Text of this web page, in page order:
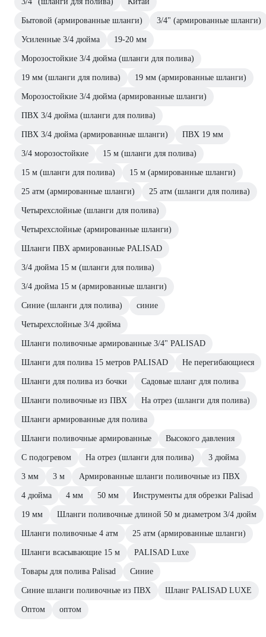
Бытовой (армированные шланги) 3/4" (армированные шланги)
Усиленные 3/4 дюйма 19-20 мм
Морозостойкие 3/4 дюйма (шланги для полива)
19 мм (шланги для полива) 19 мм (армированные шланги)
Морозостойкие 3/4 дюйма (армированные шланги)
ПВХ 3/4 дюйма (шланги для полива)
ПВХ 3/4 дюйма (армированные шланги) ПВХ 19 мм
3/4 морозостойкие 15 м (шланги для полива)
15 м (шланги для полива) 15 м (армированные шланги)
25 атм (армированные шланги) 25 атм (шланги для полива)
Четырехслойные (шланги для полива)
Четырехслойные (армированные шланги)
Шланги ПВХ армированные PALISAD
3/4 дюйма 15 м (шланги для полива)
3/4 дюйма 15 м (армированные шланги)
Синие (шланги для полива) синие
Четырехслойные 3/4 дюйма
Шланги поливочные армированные 3/4" PALISAD
Шланги для полива 15 метров PALISAD Не перегибающиеся
Шланги для полива из бочки Садовые шланг для полива
Шланги поливочные из ПВХ На отрез (шланги для полива)
Шланги армированные для полива
Шланги поливочные армированные Высокого давления
С подогревом На отрез (шланги для полива) 3 дюйма
3 мм 3 м Армированные шланги поливочные из ПВХ
4 дюйма 4 мм 50 мм Инструменты для обрезки Palisad
19 мм Шланги поливочные длиной 50 м диаметром 3/4 дюйм
Шланги поливочные 4 атм 25 атм (армированные шланги)
Шланги всасывающие 15 м PALISAD Luxe
Товары для полива Palisad Синие
Синие шланги поливочные из ПВХ Шланг PALISAD LUXE
Оптом оптом